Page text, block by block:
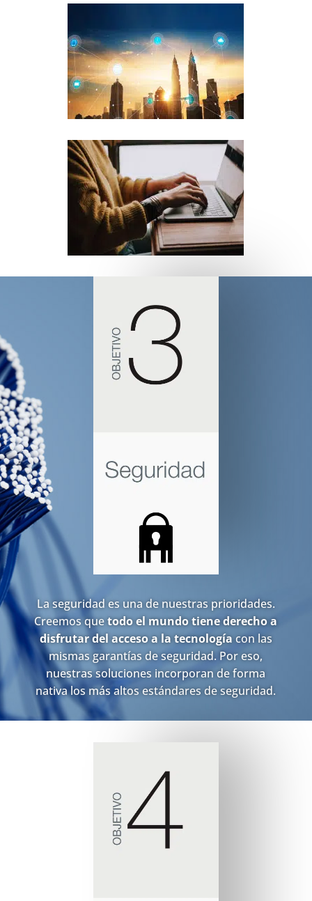
La seguridad es una de nuestras prioridades.
Creemos quetodo el mundo tiene derecho a
disfrutar del acceso a la tecnologíacon las
mismas garantías de seguridad. Por eso,
nuestras soluciones incorporan de forma
nativa los más altos estándares de seguridad.